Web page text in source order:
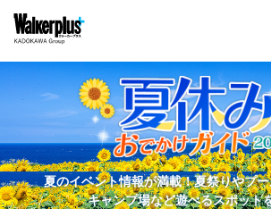
夏のイベント情報が満載！夏祭りやプ
キャンプ場など遊べるスポット